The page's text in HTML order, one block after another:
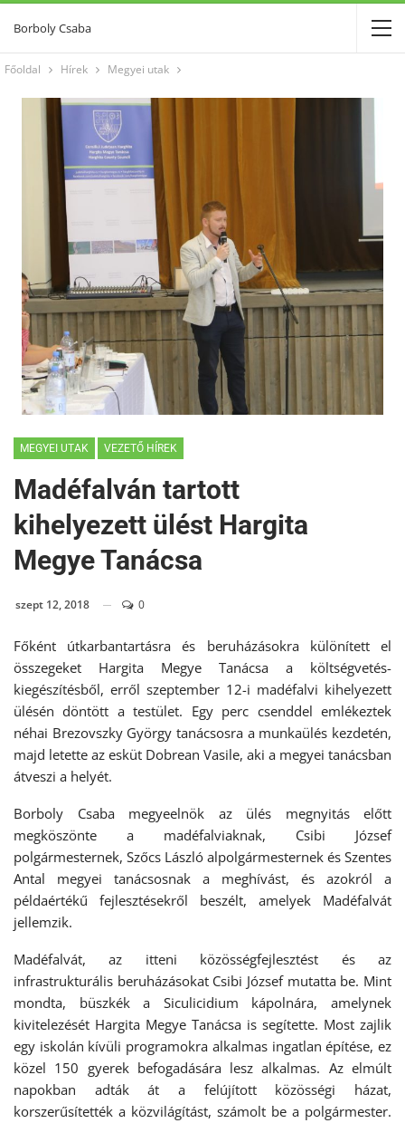
Borboly Csaba
Főoldal Hírek Megyei utak
MEGYEI UTAK VEZETŐ HÍREK
Madéfalván tartott
kihelyezett ülést Hargita
Megye Tanácsa
szept 12, 2018 0
Főként útkarbantartásra és beruházásokra különített el
összegeket Hargita Megye Tanácsa a költségvetés-
kiegészítésből, erről szeptember 12-i madéfalvi kihelyezett
ülésén döntött a testület. Egy perc csenddel emlékeztek
néhai Brezovszky György tanácsosra a munkaülés kezdetén,
majd letette az esküt Dobrean Vasile, aki a megyei tanácsban
átveszi a helyét.
Borboly Csaba megyeelnök az ülés megnyitás előtt
megköszönte a madéfalviaknak, Csibi József
polgármesternek, Szőcs László alpolgármesternek és Szentes
Antal megyei tanácsosnak a meghívást, és azokról a
példaértékű fejlesztésekről beszélt, amelyek Madéfalvát
jellemzik.
Madéfalvát, az itteni közösségfejlesztést és az
infrastrukturális beruházásokat Csibi József mutatta be. Mint
mondta, büszkék a Siculicidium kápolnára, amelynek
kivitelezését Hargita Megye Tanácsa is segítette. Most zajlik
egy iskolán kívüli programokra alkalmas ingatlan építése, ez
közel 150 gyerek befogadására lesz alkalmas. Az elmúlt
napokban adták át a felújított közösségi házat,
korszerűsítették a közvilágítást, számolt be a polgármester.